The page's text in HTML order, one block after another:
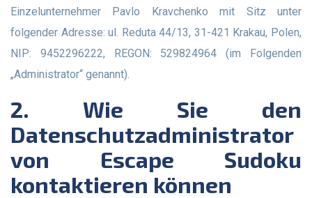
Einzelunternehmer Pavlo Kravchenko mit Sitz unter
folgender Adresse: ul. Reduta 44/13, 31-421 Krakau, Polen,
NIP: 9452296222, REGON: 529824964 (im Folgenden
„Administrator“ genannt).
2. Wie Sie den
Datenschutzadministrator
von Escape Sudoku
kontaktieren können